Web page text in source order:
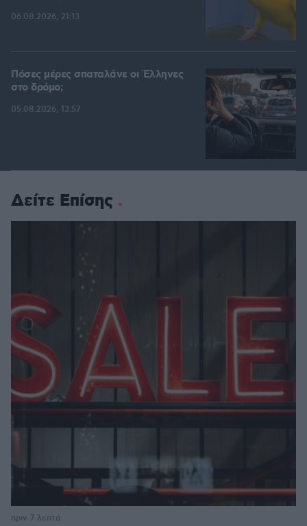
06.08.2026, 21:13
Πόσες μέρες σπαταλάνε οι Έλληνες
στο δρόμο;
05.08.2026, 13:57
Δείτε Επίσης
πριν 7 λεπτά